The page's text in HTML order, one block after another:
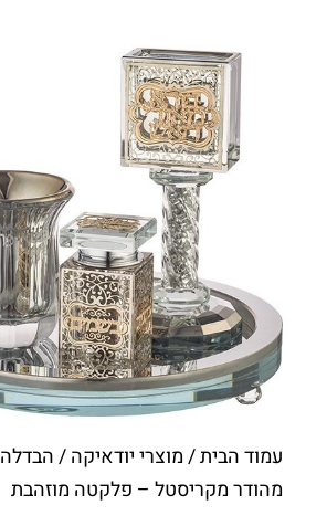
עמוד הבית/מוצרי יודאיקה/הבדלה
מהודר מקריסטל – פלקטה מוזהבת